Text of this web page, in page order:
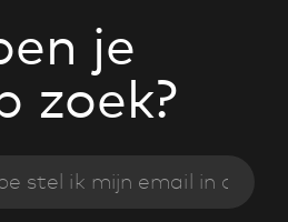
je
zoek?